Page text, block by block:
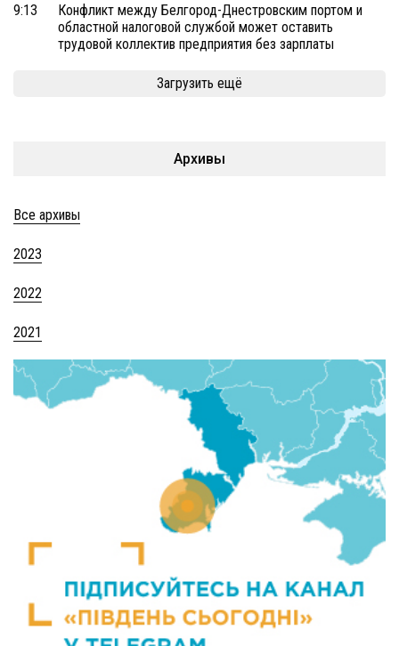
9:13
Конфликт между Белгород-Днестровским портом и
областной налоговой службой может оставить
трудовой коллектив предприятия без зарплаты
Загрузить ещё
Архивы
Все архивы
2023
2022
2021